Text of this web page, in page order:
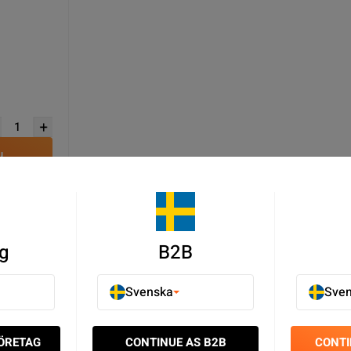
Batterier - OnePlus Batterier - Mobilbatterier -
B2B
Svenska
CONTINUE AS B2B